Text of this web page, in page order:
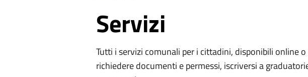
Servizi
Tutti i servizi comunali per i cittadini, disponibili online
richiedere documenti e permessi, iscriversi a